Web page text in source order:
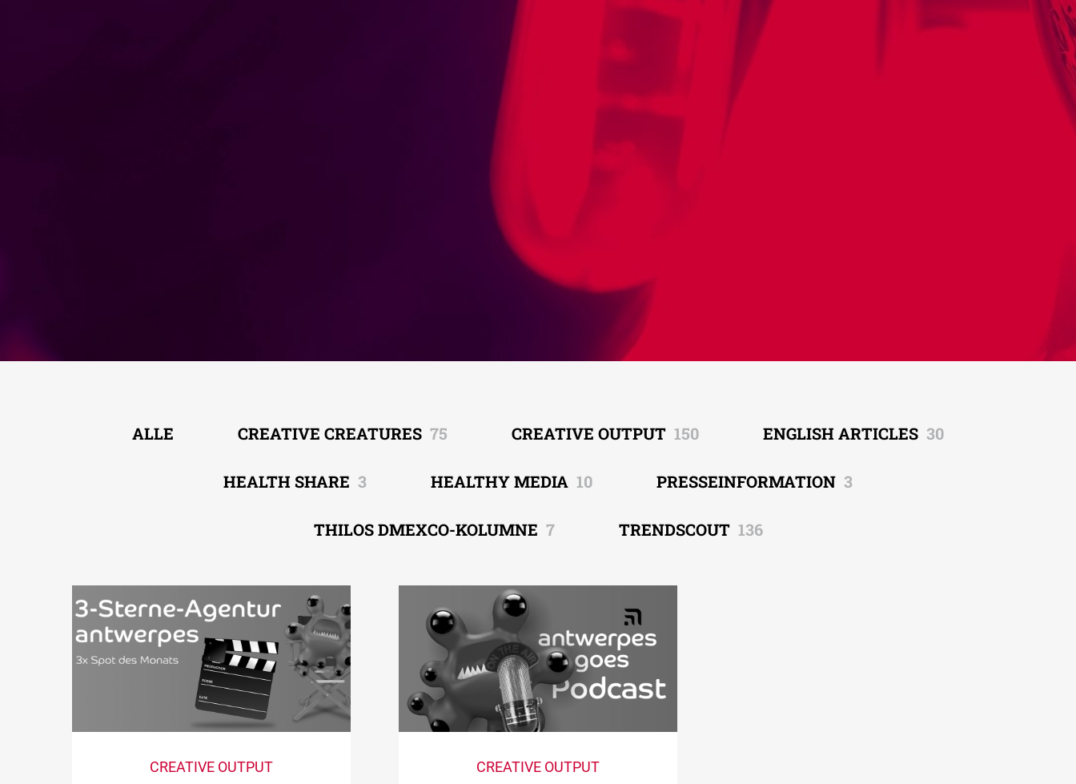
ALLE CREATIVE CREATURES 75 CREATIVE OUTPUT 150 ENGLISH ARTICLES 30
HEALTH SHARE 3 HEALTHY MEDIA 10 PRESSEINFORMATION 3
THILOS DMEXCO-KOLUMNE 7 TRENDSCOUT 136
CREATIVE OUTPUT CREATIVE OUTPUT